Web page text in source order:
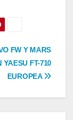
FW Y MARS
YAESU FT-710
EUROPEA